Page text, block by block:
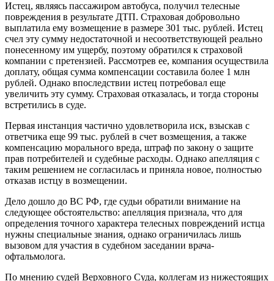
Истец, являясь пассажиром автобуса, получил телесные
повреждения в результате ДТП. Страховая добровольно
выплатила ему возмещение в размере 301 тыс. рублей. Истец
счел эту сумму недостаточной и несоответствующей реально
понесенному им ущербу, поэтому обратился к страховой
компании с претензией. Рассмотрев ее, компания осуществила
доплату, общая сумма компенсации составила более 1 млн
рублей. Однако впоследствии истец потребовал еще
увеличить эту сумму. Страховая отказалась, и тогда стороны
встретились в суде.
Первая инстанция частично удовлетворила иск, взыскав с
ответчика еще 99 тыс. рублей в счет возмещения, а также
компенсацию морального вреда, штраф по закону о защите
прав потребителей и судебные расходы. Однако апелляция с
таким решением не согласилась и приняла новое, полностью
отказав истцу в возмещении.
Дело дошло до ВС РФ, где судьи обратили внимание на
следующее обстоятельство: апелляция признала, что для
определения точного характера телесных повреждений истца
нужны специальные знания, однако ограничилась лишь
вызовом для участия в судебном заседании врача-
офтальмолога.
По мнению судей Верховного Суда, коллегам из нижестоящих